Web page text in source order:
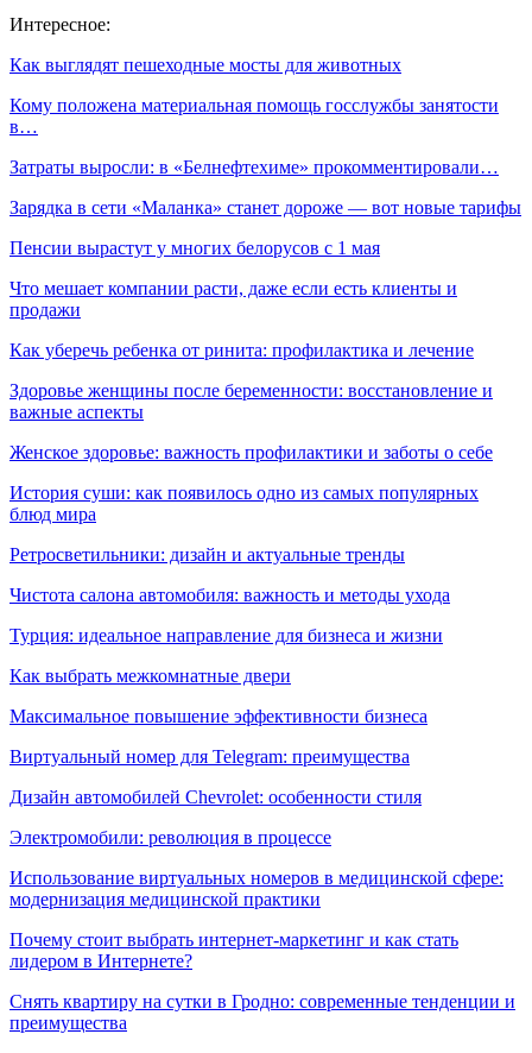
Интересное:
Как выглядят пешеходные мосты для животных
Кому положена материальная помощь госслужбы занятости
в…
Затраты выросли: в «Белнефтехиме» прокомментировали…
Зарядка в сети «Маланка» станет дороже — вот новые тарифы
Пенсии вырастут у многих белорусов с 1 мая
Что мешает компании расти, даже если есть клиенты и
продажи
Как уберечь ребенка от ринита: профилактика и лечение
Здоровье женщины после беременности: восстановление и
важные аспекты
Женское здоровье: важность профилактики и заботы о себе
История суши: как появилось одно из самых популярных
блюд мира
Ретросветильники: дизайн и актуальные тренды
Чистота салона автомобиля: важность и методы ухода
Турция: идеальное направление для бизнеса и жизни
Как выбрать межкомнатные двери
Максимальное повышение эффективности бизнеса
Виртуальный номер для Telegram: преимущества
Дизайн автомобилей Chevrolet: особенности стиля
Электромобили: революция в процессе
Использование виртуальных номеров в медицинской сфере:
модернизация медицинской практики
Почему стоит выбрать интернет-маркетинг и как стать
лидером в Интернете?
Снять квартиру на сутки в Гродно: современные тенденции и
преимущества